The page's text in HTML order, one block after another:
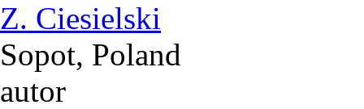
Z. Ciesielski
Sopot, Poland
autor